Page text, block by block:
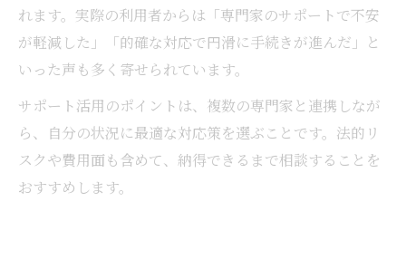
れます。実際の利用者からは「専門家のサポートで不安
が軽減した」「的確な対応で円滑に手続きが進んだ」と
いった声も多く寄せられています。
サポート活用のポイントは、複数の専門家と連携しなが
ら、自分の状況に最適な対応策を選ぶことです。法的リ
スクや費用面も含めて、納得できるまで相談することを
おすすめします。